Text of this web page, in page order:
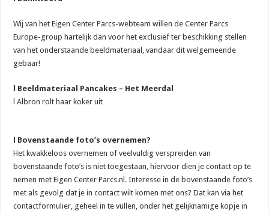
Wij van het Eigen Center Parcs-webteam willen de Center Parcs
Europe-group hartelijk dan voor het exclusief ter beschikking stellen
van het onderstaande beeldmateriaal, vandaar dit welgemeende
gebaar!
l Beeldmateriaal Pancakes – Het Meerdal
l Albron rolt haar koker uit
l Bovenstaande foto’s overnemen?
Het kwakkeloos overnemen of veelvuldig verspreiden van
bovenstaande foto’s is niet toegestaan, hiervoor dien je contact op te
nemen met Eigen Center Parcs.nl. Interesse in de bovenstaande foto’s
met als gevolg dat je in contact wilt komen met ons? Dat kan via het
contactformulier, geheel in te vullen, onder het gelijknamige kopje in